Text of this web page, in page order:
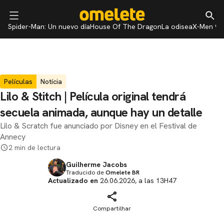
Spider-Man: Un nuevo díaHouse Of The DragonLa odiseaX-Men 97
Películas Notícia
Lilo & Stitch | Película original tendrá
secuela animada, aunque hay un detalle
Lilo & Scratch fue anunciado por Disney en el Festival de
Annecy
2 min de lectura
Guilherme Jacobs
Traducido deOmelete BR
Actualizado en 26.06.2026, a las 13H47
Compartilhar